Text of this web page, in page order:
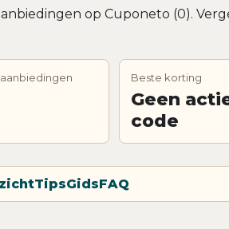
op Cuponeto (0).
Beste korting
Geen
code
TipsGidsFAQ